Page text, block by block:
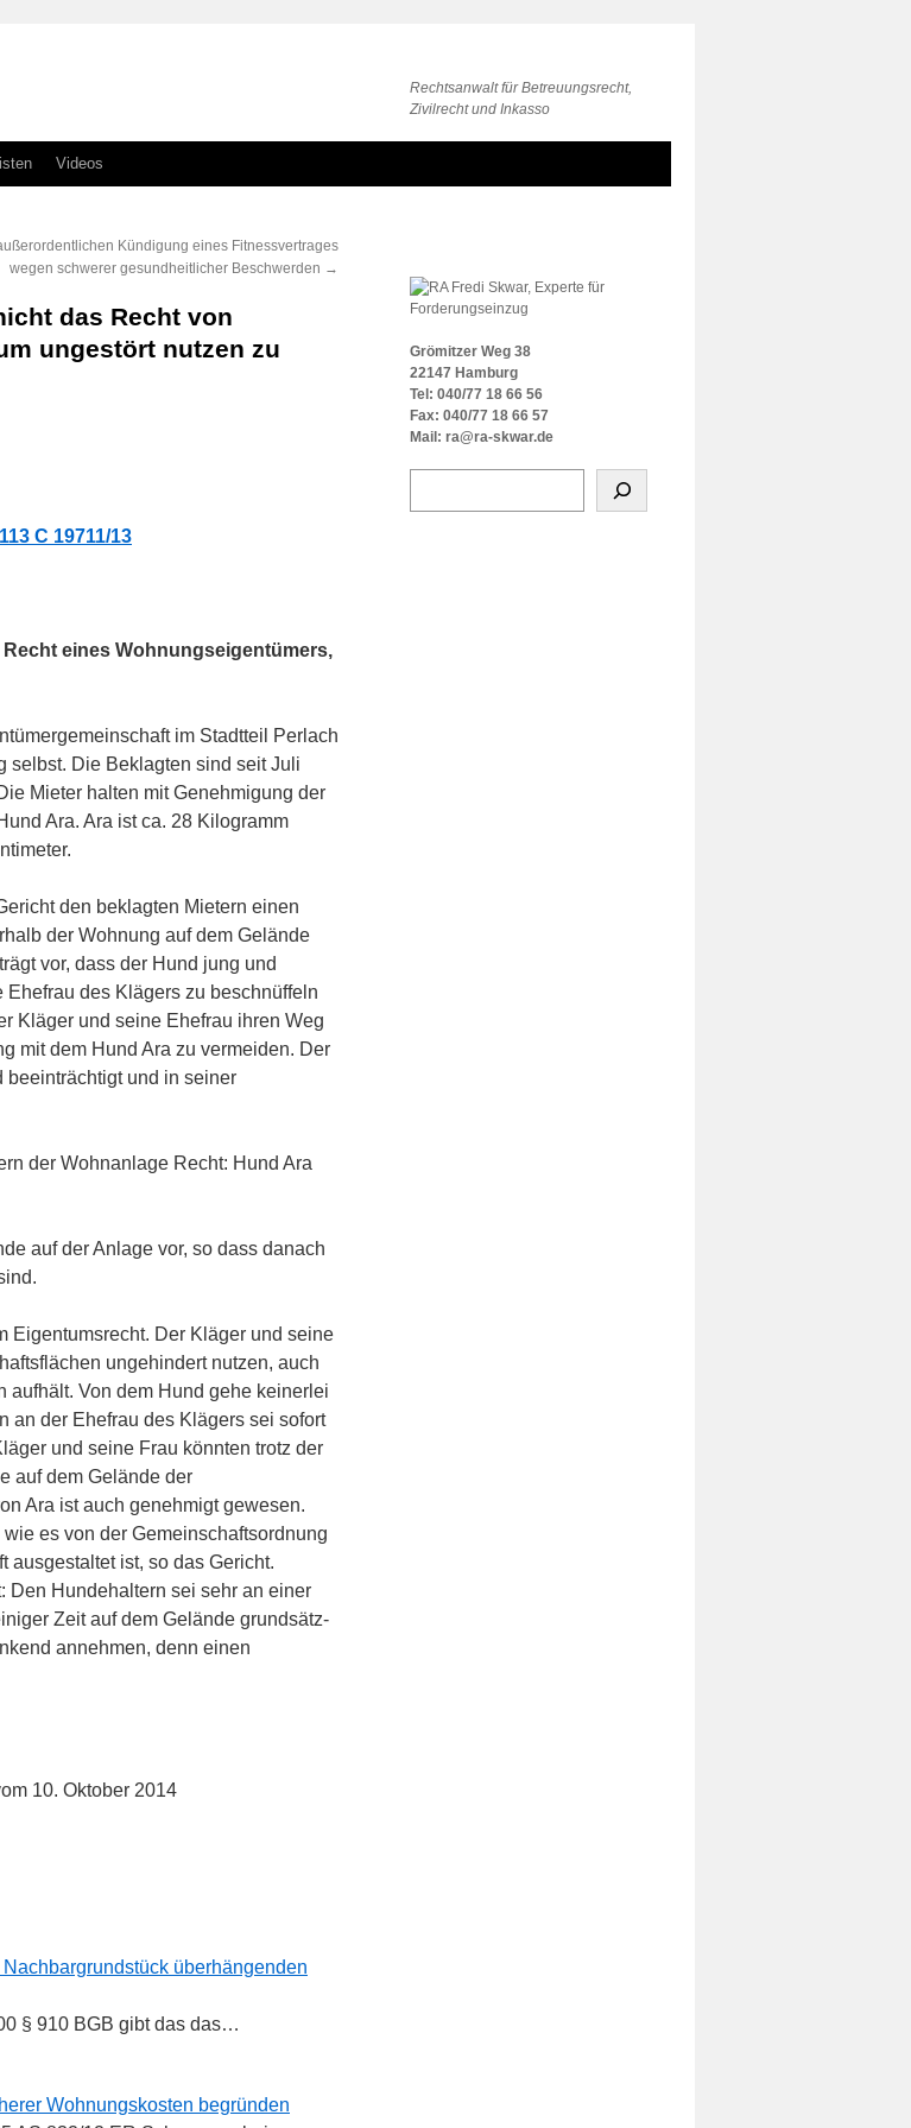
Rechtsanwalt für Betreuungsrecht,
Zivilrecht und Inkasso
Videos
Kündigung eines Fitnessvertrages
wegen schwerer gesundheitlicher Beschwerden →
das Recht von
ungestört nutzen zu
113 C 19711/13
eines Wohnungseigentümers,
im Stadtteil Perlach
selbst. Die Beklagten sind seit Juli
Mieter halten mit Genehmigung der
Ara. Ara ist ca. 28 Kilogramm
den beklagten Mietern einen
der Wohnung auf dem Gelände
vor, dass der Hund jung und
des Klägers zu beschnüffeln
Kläger und seine Ehefrau ihren Weg
mit dem Hund Ara zu vermeiden. Der
beeinträchtigt und in seiner
der Wohnanlage Recht: Hund Ara
auf der Anlage vor, so dass danach
Eigentumsrecht. Der Kläger und seine
ungehindert nutzen, auch
aufhält. Von dem Hund gehe keinerlei
an der Ehefrau des Klägers sei sofort
und seine Frau könnten trotz der
auf dem Gelände der
Ara ist auch genehmigt gewesen.
es von der Gemeinschaftsordnung
ausgestaltet ist, so das Gericht.
Den Hundehaltern sei sehr an einer
Zeit auf dem Gelände grundsätz-
annehmen, denn einen
10. Oktober 2014
überhängenden
§ 910 BGB gibt das das…
Wohnungskosten begründen
Grömitzer Weg 38
22147 Hamburg
Tel: 040/77 18 66 56
Fax: 040/77 18 66 57
Mail: ra@ra-skwar.de